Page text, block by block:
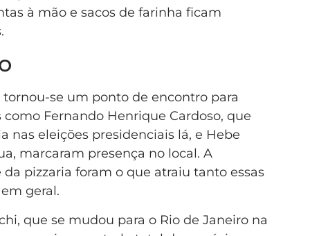
à mão e sacos de farinha ficam
tornou-se um ponto de encontro para
Fernando Henrique Cardoso, que
nas eleições presidenciais lá, e Hebe
marcaram presença no local. A
pizzaria foram o que atraiu tanto essas
geral.
que se mudou para o Rio de Janeiro na